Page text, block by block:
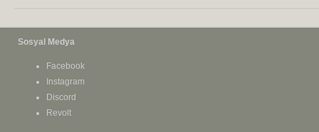
Sosyal Medya
Facebook
Instagram
Discord
Revolt